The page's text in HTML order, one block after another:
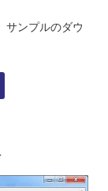
サンプルのダウ